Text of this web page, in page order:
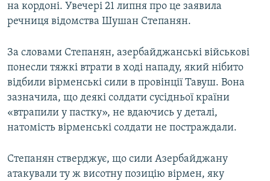
Усі сайти RFE/RL
на кордоні. Увечері 21 липня про це заявила
речниця відомства Шушан Степанян.
За словами Степанян, азербайджанські військові
понесли тяжкі втрати в ході нападу, який нібито
відбили вірменські сили в провінції Тавуш. Вона
зазначила, що деякі солдати сусідньої країни
«втрапили у пастку», не вдаючись у деталі,
натомість вірменські солдати не постраждали.
Степанян стверджує, що сили Азербайджану
атакували ту ж висотну позицію вірмен, яку